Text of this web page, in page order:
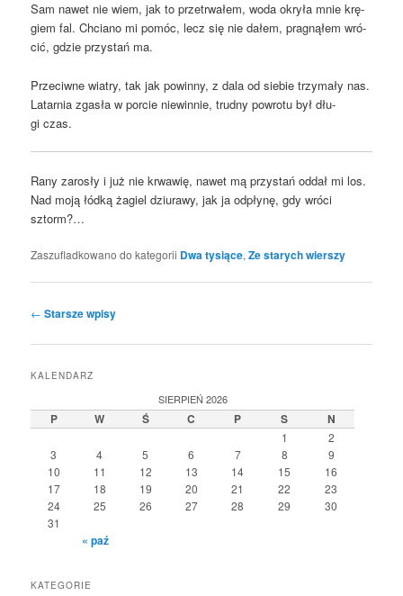
Sam nawet nie wiem, jak to prze­trwa­łem, woda okry­ła mnie krę­
giem fal. Chcia­no mi pomóc, lecz się nie dałem, pra­gną­łem wró­
cić, gdzie przy­stań ma.
Prze­ciw­ne wia­try, tak jak powin­ny, z dala od sie­bie trzy­ma­ły nas.
Latar­nia zga­sła w por­cie nie­win­nie, trud­ny powro­tu był dłu­
gi czas.
Rany zaro­sły i już nie krwa­wię, nawet mą przy­stań oddał mi los.
Nad moją łód­ką żagiel dziu­ra­wy, jak ja odpły­nę, gdy wró­ci
sztorm?…
Zaszufladkowano do kategorii Dwa tysiące,Ze starych wierszy
Nawigacja
← Starsze wpisy
KALENDARZ
SIERPIEŃ 2026
P W Ś C P S N
1
2
3
4 5 6 7 8
9
10
11 12 13 14 15
16
17
18 19 20 21 22
23
24
25 26 27 28 29
30
31
« paź
KATEGORIE